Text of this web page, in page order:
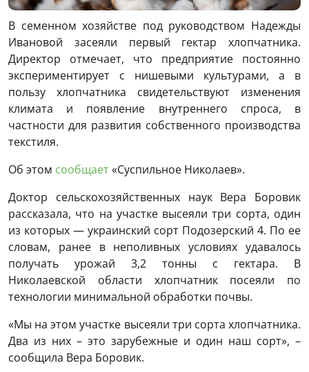
В семенном хозяйстве под руководством Надежды
Ивановой засеяли первый гектар хлопчатника.
Директор отмечает, что предприятие постоянно
экспериментирует с нишевыми культурами, а в
пользу хлопчатника свидетельствуют изменения
климата и появление внутреннего спроса, в
частности для развития собственного производства
текстиля.
Об этом сообщает«Суспильное Николаев».
Доктор сельскохозяйственных наук Вера Боровик
рассказала, что на участке высеяли три сорта, один
из которых — украинский сорт Подозерский 4. По ее
словам, ранее в неполивных условиях удавалось
получать урожай 3,2 тонны с гектара. В
Николаевской области хлопчатник посеяли по
технологии минимальной обработки почвы.
«Мы на этом участке высеяли три сорта хлопчатника.
Два из них – это зарубежные и один наш сорт», –
сообщила Вера Боровик.